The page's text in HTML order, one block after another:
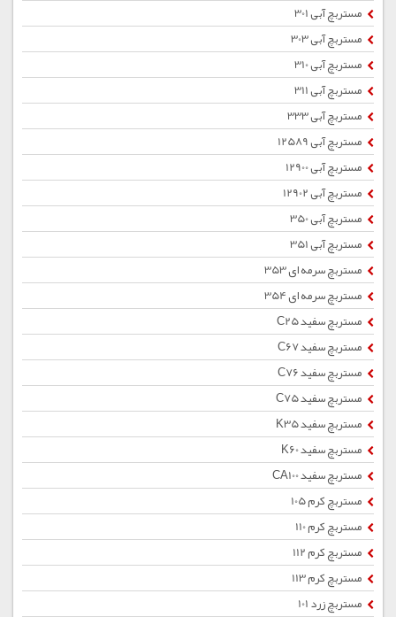
مستربچ آبی 301
مستربچ آبی 303
مستربچ آبی 310
مستربچ آبی 311
مستربچ آبی 333
مستربچ آبی 12589
مستربچ آبی 12900
مستربچ آبی 12902
مستربچ آبی 350
مستربچ آبی 351
مستربچ سرمه ای 353
مستربچ سرمه ای 354
مستربچ سفید C25
مستربچ سفید C67
مستربچ سفید C76
مستربچ سفید C75
مستربچ سفید K35
مستربچ سفید K60
مستربچ سفید CA100
مستربچ کرم 105
مستربچ کرم 110
مستربچ کرم 112
مستربچ کرم 113
مستربچ زرد 101